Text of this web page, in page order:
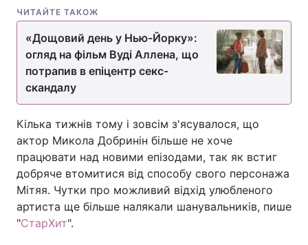
ЧИТАЙТЕ ТАКОЖ
«Дощовий день у Нью-Йорку»:
огляд на фільм Вуді Аллена, що
потрапив в епіцентр секс-
скандалу
Кілька тижнів тому і зовсім з'ясувалося, що
актор Микола Добринін більше не хоче
працювати над новими епізодами, так як встиг
добряче втомитися від способу свого персонажа
Мітяя. Чутки про можливий відхід улюбленого
артиста ще більше налякали шанувальників, пише
"СтарХит".